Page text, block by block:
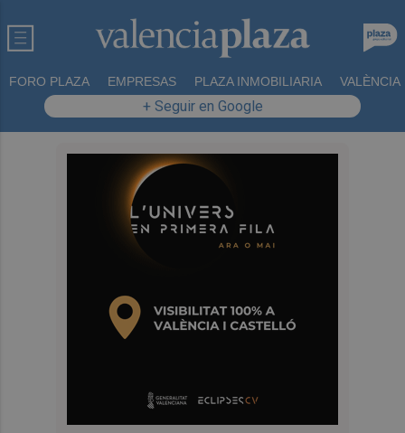
FORO PLAZA EMPRESAS PLAZA INMOBILIARIA VALÈNCIA
+ Seguir en Google